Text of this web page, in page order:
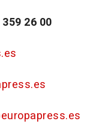
26 00